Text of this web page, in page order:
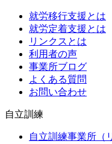
就労移行支援とは
就労定着支援とは
リンクスとは
利用者の声
事業所ブログ
よくある質問
お問い合わせ
自立訓練
自立訓練事業所（